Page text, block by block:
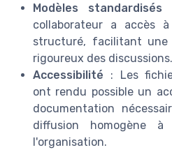
Modèles standardisés
collaborateur a accès
structuré, facilitant
rigoureux des discussions.
Accessibilité : Les
ont rendu possible un
documentation
diffusion homogène
l'organisation.